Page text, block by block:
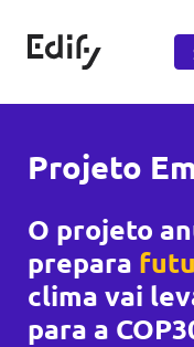
Edify
Projeto
O projeto
prepara
clima vai
para a